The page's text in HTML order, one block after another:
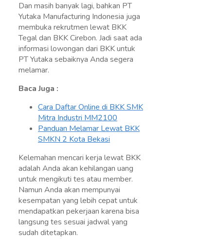
Dan masih banyak lagi, bahkan PT
Yutaka Manufacturing Indonesia juga
membuka rekrutmen lewat BKK
Tegal dan BKK Cirebon. Jadi saat ada
informasi lowongan dari BKK untuk
PT Yutaka sebaiknya Anda segera
melamar.
Baca Juga :
Cara Daftar Online di BKK SMK
Mitra Industri MM2100
Panduan Melamar Lewat BKK
SMKN 2 Kota Bekasi
Kelemahan mencari kerja lewat BKK
adalah Anda akan kehilangan uang
untuk mengikuti tes atau member.
Namun Anda akan mempunyai
kesempatan yang lebih cepat untuk
mendapatkan pekerjaan karena bisa
langsung tes sesuai jadwal yang
sudah ditetapkan.